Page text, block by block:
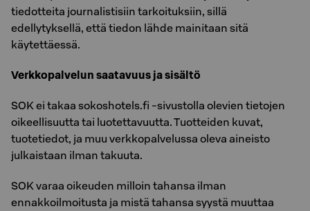
tiedotteita journalistisiin tarkoituksiin, sillä
edellytyksellä, että tiedon lähde mainitaan sitä
käytettäessä.
Verkkopalvelun saatavuus ja sisältö
SOK ei takaa sokoshotels.fi -sivustolla olevien tietojen
oikeellisuutta tai luotettavuutta. Tuotteiden kuvat,
tuotetiedot, ja muu verkkopalvelussa oleva aineisto
julkaistaan ilman takuuta.
SOK varaa oikeuden milloin tahansa ilman
ennakkoilmoitusta ja mistä tahansa syystä muuttaa